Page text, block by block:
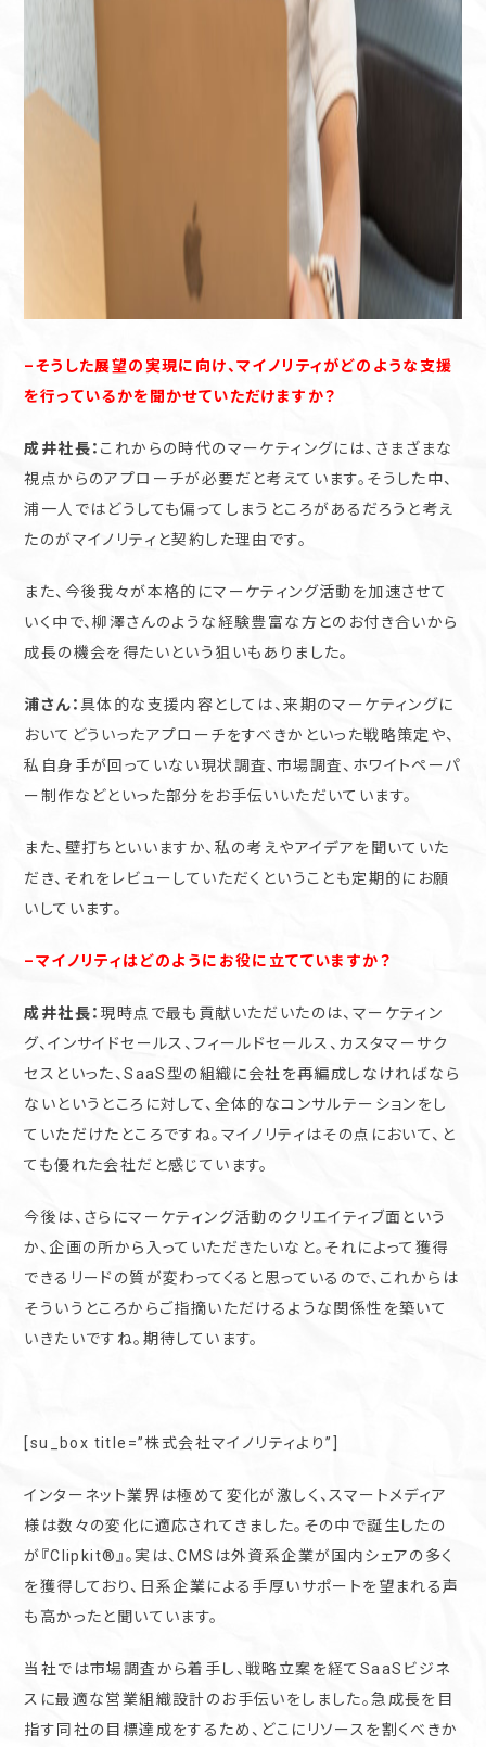
–そうした展望の実現に向け、マイノリティがどのような支援
を行っているかを聞かせていただけますか？
成井社長： これからの時代のマーケティングには、さまざまな
視点からのアプローチが必要だと考えています。そうした中、
浦一人ではどうしても偏ってしまうところがあるだろうと考え
たのがマイノリティと契約した理由です。
また、今後我々が本格的にマーケティング活動を加速させて
いく中で、柳澤さんのような経験豊富な方とのお付き合いから
成長の機会を得たいという狙いもありました。
浦さん：具体的な支援内容としては、来期のマーケティングに
おいてどういったアプローチをすべきかといった戦略策定や、
私自身手が回っていない現状調査、市場調査、ホワイトペーパ
ー制作などといった部分をお手伝いいただいています。
また、壁打ちといいますか、私の考えやアイデアを聞いていた
だき、それをレビューしていただくということも定期的にお願
いしています。
–マイノリティはどのようにお役に立てていますか？
成井社長： 現時点で最も貢献いただいたのは、マーケティン
グ、インサイドセールス、フィールドセールス、カスタマーサク
セスといった、SaaS型の組織に会社を再編成しなければなら
ないというところに対して、全体的なコンサルテーションをし
ていただけたところですね。マイノリティはその点において、と
ても優れた会社だと感じています。
今後は、さらにマーケティング活動のクリエイティブ面という
か、企画の所から入っていただきたいなと。それによって獲得
できるリードの質が変わってくると思っているので、これからは
そういうところからご指摘いただけるような関係性を築いて
いきたいですね。期待しています。
[su_box title=”株式会社マイノリティより”]
インターネット業界は極めて変化が激しく、スマートメディア
様は数々の変化に適応されてきました。その中で誕生したの
が『Clipkit®︎』。実は、CMSは外資系企業が国内シェアの多く
を獲得しており、日系企業による手厚いサポートを望まれる声
も高かったと聞いています。
当社では市場調査から着手し、戦略立案を経てSaaSビジネ
スに最適な営業組織設計のお手伝いをしました。急成長を目
指す同社の目標達成をするため、どこにリソースを割くべきか